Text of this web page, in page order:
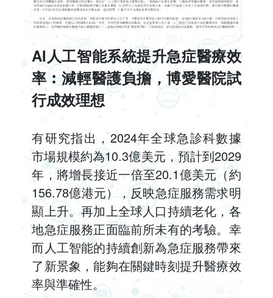
AI人工智能系統提升急症醫療效
率︰減輕醫護負擔，博愛醫院試
行成效理想
有研究指出，2024年全球急診科數據
市場規模約為10.3億美元，預計到2029
年，將增長接近一倍至20.1億美元（約
156.78億港元），反映急症服務需求明
顯上升。再加上全球人口持續老化，各
地急症服務正面臨前所未有的考驗。幸
而人工智能的持續創新為急症服務帶來
了新景象，能夠在關鍵時刻提升醫療效
率與準確性。